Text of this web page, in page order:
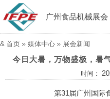
广州食品机械展会
& 首页 » 媒体中心 » 展会新闻
今日大暑，万物盛极，暑
时间：
第31届广州国际